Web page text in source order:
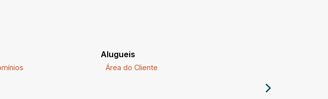
Alugueis
Área do Cliente